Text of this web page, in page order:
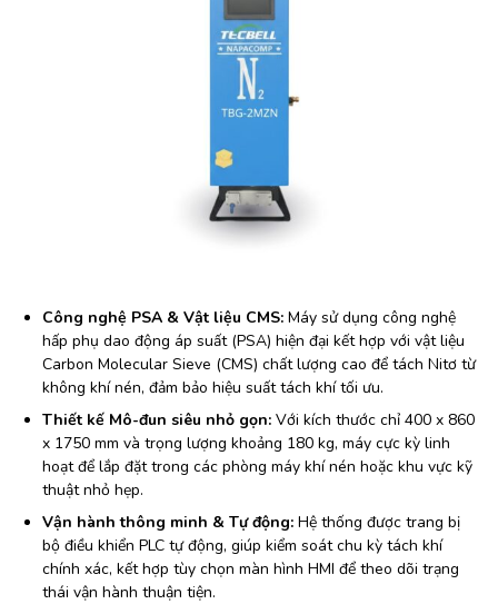
Công nghệ PSA & Vật liệu CMS: Máy sử dụng công nghệ
hấp phụ dao động áp suất (PSA) hiện đại kết hợp với vật liệu
Carbon Molecular Sieve (CMS) chất lượng cao để tách Nitơ từ
không khí nén, đảm bảo hiệu suất tách khí tối ưu.
Thiết kế Mô-đun siêu nhỏ gọn: Với kích thước chỉ 400 x 860
x 1750 mm và trọng lượng khoảng 180 kg, máy cực kỳ linh
hoạt để lắp đặt trong các phòng máy khí nén hoặc khu vực kỹ
thuật nhỏ hẹp.
Vận hành thông minh & Tự động: Hệ thống được trang bị
bộ điều khiển PLC tự động, giúp kiểm soát chu kỳ tách khí
chính xác, kết hợp tùy chọn màn hình HMI để theo dõi trạng
thái vận hành thuận tiện.